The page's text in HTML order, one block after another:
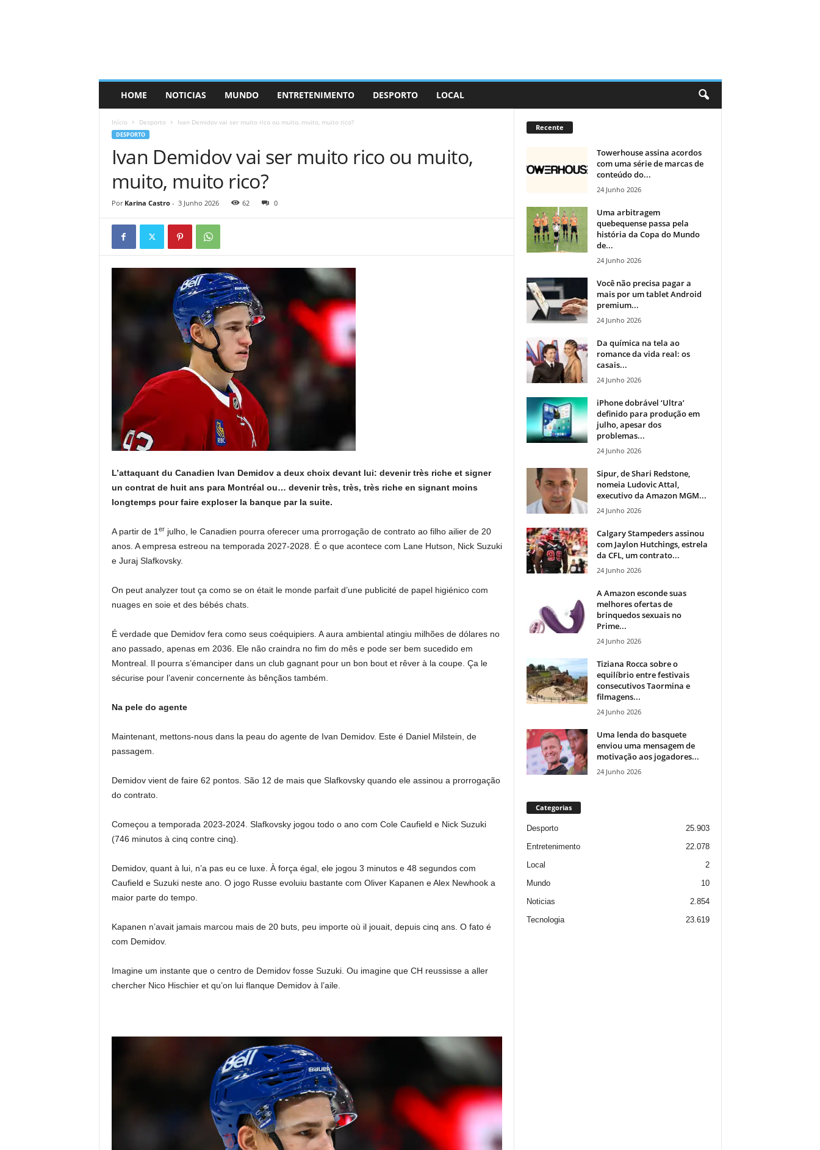
HOME NOTICIAS MUNDO ENTRETENIMENTO DESPORTO LOCAL
Início Desporto Ivan Demidov vai ser muito rico ou muito, muito, muito rico?
DESPORTO
Ivan Demidov vai ser muito rico ou muito,
muito, muito rico?
Por Karina Castro- 3 Junho 2026 62 0
L’attaquant du Canadien Ivan Demidov a deux choix devant lui: devenir très riche et signer
un contrat de huit ans para Montréal ou… devenir très, très, très riche en signant moins
longtemps pour faire exploser la banque par la suite.
A partir de 1 erjulho, le Canadien pourra oferecer uma prorrogação de contrato ao filho ailier de 20
anos. A empresa estreou na temporada 2027-2028. É o que acontece com Lane Hutson, Nick Suzuki
e Juraj Slafkovsky.
On peut analyzer tout ça como se on était le monde parfait d’une publicité de papel higiénico com
nuages ​​en soie et des bébés chats.
É verdade que Demidov fera como seus coéquipiers. A aura ambiental atingiu milhões de dólares no
ano passado, apenas em 2036. Ele não craindra no fim do mês e pode ser bem sucedido em
Montreal. Il pourra s’émanciper dans un club gagnant pour un bon bout et rêver à la coupe. Ça le
sécurise pour l’avenir concernente às bênçãos também.
Na pele do agente
Maintenant, mettons-nous dans la peau do agente de Ivan Demidov. Este é Daniel Milstein, de
passagem.
Demidov vient de faire 62 pontos. São 12 de mais que Slafkovsky quando ele assinou a prorrogação
do contrato.
Começou a temporada 2023-2024. Slafkovsky jogou todo o ano com Cole Caufield e Nick Suzuki
(746 minutos à cinq contre cinq).
Demidov, quant à lui, n’a pas eu ce luxe. À força égal, ele jogou 3 minutos e 48 segundos com
Caufield e Suzuki neste ano. O jogo Russe evoluiu bastante com Oliver Kapanen e Alex Newhook a
maior parte do tempo.
Kapanen n’avait jamais marcou mais de 20 buts, peu importe où il jouait, depuis cinq ans. O fato é
com Demidov.
Imagine um instante que o centro de Demidov fosse Suzuki. Ou imagine que CH reussisse a aller
chercher Nico Hischier et qu’on lui flanque Demidov à l’aile.
Recente
Towerhouse assina acordos
com uma série de marcas de
conteúdo do...
24 Junho 2026
Uma arbitragem
quebequense passa pela
história da Copa do Mundo
de...
24 Junho 2026
Você não precisa pagar a
mais por um tablet Android
premium...
24 Junho 2026
Da química na tela ao
romance da vida real: os
casais...
24 Junho 2026
iPhone dobrável ‘Ultra’
definido para produção em
julho, apesar dos
problemas...
24 Junho 2026
Sipur, de Shari Redstone,
nomeia Ludovic Attal,
executivo da Amazon MGM...
24 Junho 2026
Calgary Stampeders assinou
com Jaylon Hutchings, estrela
da CFL, um contrato...
24 Junho 2026
A Amazon esconde suas
melhores ofertas de
brinquedos sexuais no
Prime...
24 Junho 2026
Tiziana Rocca sobre o
equilíbrio entre festivais
consecutivos Taormina e
filmagens...
24 Junho 2026
Uma lenda do basquete
enviou uma mensagem de
motivação aos jogadores...
24 Junho 2026
Categorias
Desporto
25.903
Entretenimento
22.078
Local
2
Mundo
10
Noticias
2.854
Tecnologia
23.619